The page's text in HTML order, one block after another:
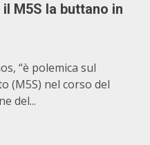
M5S la buttano in
“è polemica sul
(M5S) nel corso del
del...